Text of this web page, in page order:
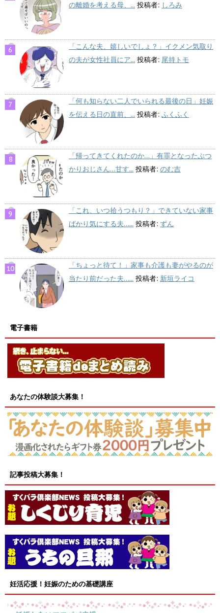
の離婚を考える母、... 投稿者: しろみ
「こんな夫、嬉しいでしょ？」イクメン気取り
の夫が女性社員にア... 投稿者: 尾持トモ
「何も知らない二人でいられる最後の日」妊娠
を伝える日の直前、... 投稿者: ふくふく
「帰ってきてくれたのか…」有罪となったぶつ
かりおじさん…甘す... 投稿者: のむ吉
「これ、いつ拾うつもり？」できていない家事
ばかり気にする夫…... 投稿者: ずん
「ちょっと待て！」家事も介護も妻がやるのが
当たり前だった夫…... 投稿者: 新垣ライコ
電子書籍
あなたの体験談大募集！
記事投稿大募集！
妊活応援！妊娠のための基礎講座